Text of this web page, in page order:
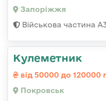
Запоріжжя
Військова частина
Кулеметник
від 50000 до 120000
Покровськ